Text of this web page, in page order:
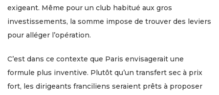
exigeant. Même pour un club habitué aux gros
investissements, la somme impose de trouver des leviers
pour alléger l’opération.
C’est dans ce contexte que Paris envisagerait une
formule plus inventive. Plutôt qu’un transfert sec à prix
fort, les dirigeants franciliens seraient prêts à proposer